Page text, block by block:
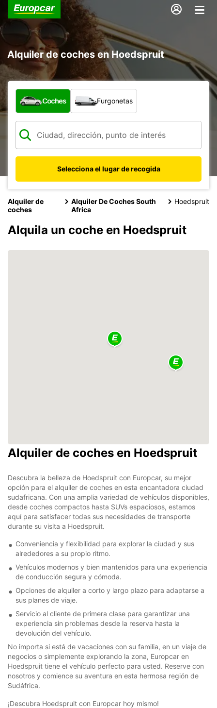
Alquiler de coches en Hoedspruit
¿Qué tipo de vehículo?
Coches Furgonetas
Selecciona el lugar de recogida
Alquiler de
coches
Alquiler De Coches South
Africa
Hoedspruit
Alquila un coche en Hoedspruit
Alquiler de coches en Hoedspruit
Descubra la belleza de Hoedspruit con Europcar, su mejor
opción para el alquiler de coches en esta encantadora ciudad
sudafricana. Con una amplia variedad de vehículos disponibles,
desde coches compactos hasta SUVs espaciosos, estamos
aquí para satisfacer todas sus necesidades de transporte
durante su visita a Hoedspruit.
Conveniencia y flexibilidad para explorar la ciudad y sus
alrededores a su propio ritmo.
Vehículos modernos y bien mantenidos para una experiencia
de conducción segura y cómoda.
Opciones de alquiler a corto y largo plazo para adaptarse a
sus planes de viaje.
Servicio al cliente de primera clase para garantizar una
experiencia sin problemas desde la reserva hasta la
devolución del vehículo.
No importa si está de vacaciones con su familia, en un viaje de
negocios o simplemente explorando la zona, Europcar en
Hoedspruit tiene el vehículo perfecto para usted. Reserve con
nosotros y comience su aventura en esta hermosa región de
Sudáfrica.
¡Descubra Hoedspruit con Europcar hoy mismo!